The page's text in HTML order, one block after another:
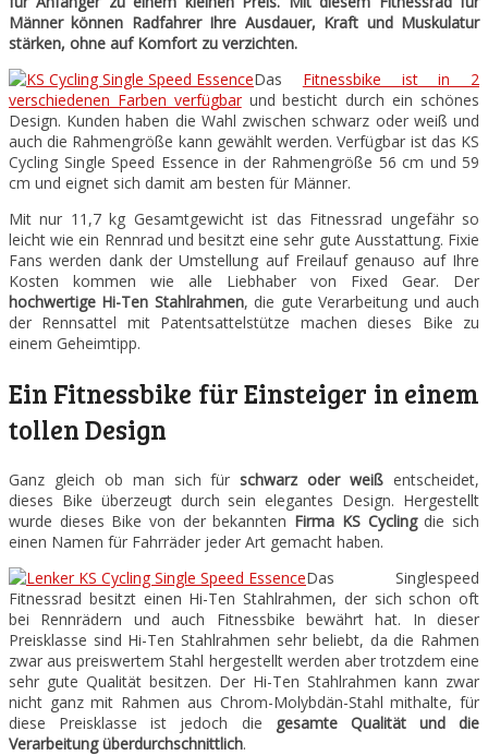
Männer können Radfahrer Ihre Ausdauer, Kraft und Muskulatur
stärken, ohne auf Komfort zu verzichten.
Das Fitnessbike ist in 2
verschiedenen Farben verfügbarund besticht durch ein schönes
Design. Kunden haben die Wahl zwischen schwarz oder weiß und
auch die Rahmengröße kann gewählt werden. Verfügbar ist das KS
Cycling Single Speed Essence in der Rahmengröße 56 cm und 59
cm und eignet sich damit am besten für Männer.
Mit nur 11,7 kg Gesamtgewicht ist das Fitnessrad ungefähr so
leicht wie ein Rennrad und besitzt eine sehr gute Ausstattung. Fixie
Fans werden dank der Umstellung auf Freilauf genauso auf Ihre
Kosten kommen wie alle Liebhaber von Fixed Gear. Der
hochwertige Hi-Ten Stahlrahmen, die gute Verarbeitung und auch
der Rennsattel mit Patentsattelstütze machen dieses Bike zu
einem Geheimtipp.
Ein Fitnessbike für Einsteiger in einem
tollen Design
Ganz gleich ob man sich fürschwarz oder weiß entscheidet,
dieses Bike überzeugt durch sein elegantes Design. Hergestellt
wurde dieses Bike von der bekannten Firma KS Cyclingdie sich
einen Namen für Fahrräder jeder Art gemacht haben.
Das Singlespeed
Fitnessrad besitzt einen Hi-Ten Stahlrahmen, der sich schon oft
bei Rennrädern und auch Fitnessbike bewährt hat. In dieser
Preisklasse sind Hi-Ten Stahlrahmen sehr beliebt, da die Rahmen
zwar aus preiswertem Stahl hergestellt werden aber trotzdem eine
sehr gute Qualität besitzen. Der Hi-Ten Stahlrahmen kann zwar
nicht ganz mit Rahmen aus Chrom-Molybdän-Stahl mithalte, für
diese Preisklasse ist jedoch die gesamte Qualität und die
Verarbeitung überdurchschnittlich.